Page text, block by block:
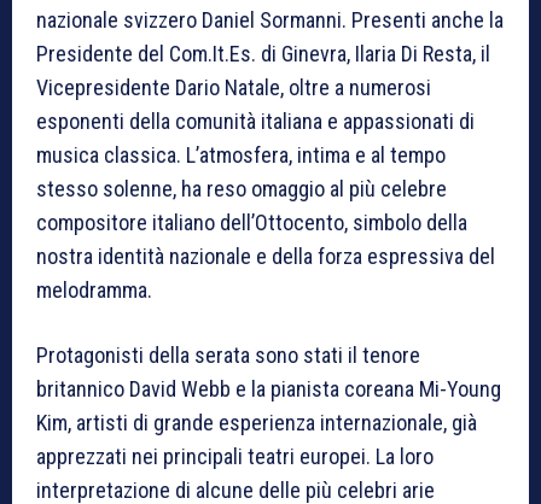
nazionale svizzero Daniel Sormanni. Presenti anche la
Presidente del Com.It.Es. di Ginevra, Ilaria Di Resta, il
Vicepresidente Dario Natale, oltre a numerosi
esponenti della comunità italiana e appassionati di
musica classica. L’atmosfera, intima e al tempo
stesso solenne, ha reso omaggio al più celebre
compositore italiano dell’Ottocento, simbolo della
nostra identità nazionale e della forza espressiva del
melodramma.
Protagonisti della serata sono stati il tenore
britannico David Webb e la pianista coreana Mi-Young
Kim, artisti di grande esperienza internazionale, già
apprezzati nei principali teatri europei. La loro
interpretazione di alcune delle più celebri arie